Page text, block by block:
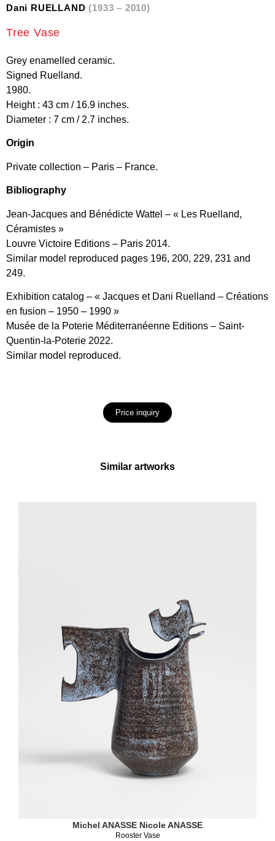
Dani RUELLAND (1933 – 2010)
Tree Vase
Grey enamelled ceramic.
Signed Ruelland.
1980.
Height : 43 cm / 16.9 inches.
Diameter : 7 cm / 2.7 inches.
Origin
Private collection – Paris – France.
Bibliography
Jean-Jacques and Bénédicte Wattel – « Les Ruelland,
Céramistes »
Louvre Victoire Editions – Paris 2014.
Similar model reproduced pages 196, 200, 229, 231 and
249.
Exhibition catalog – « Jacques et Dani Ruelland – Créations
en fusion – 1950 – 1990 »
Musée de la Poterie Méditerranéenne Editions – Saint-
Quentin-la-Poterie 2022.
Similar model reproduced.
Price inquiry
Similar artworks
Michel ANASSE Nicole ANASSE
Rooster Vase